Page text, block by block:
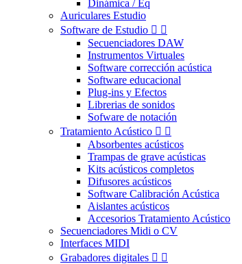
Dinámica / Eq
Auriculares Estudio
Software de Estudio  
Secuenciadores DAW
Instrumentos Virtuales
Software corrección acústica
Software educacional
Plug-ins y Efectos
Librerias de sonidos
Sofware de notación
Tratamiento Acústico  
Absorbentes acústicos
Trampas de grave acústicas
Kits acústicos completos
Difusores acústicos
Software Calibración Acústica
Aislantes acústicos
Accesorios Tratamiento Acústico
Secuenciadores Midi o CV
Interfaces MIDI
Grabadores digitales  